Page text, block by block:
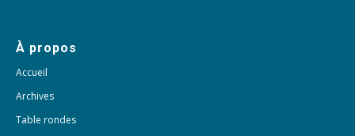
À propos
Accueil
Archives
Table rondes